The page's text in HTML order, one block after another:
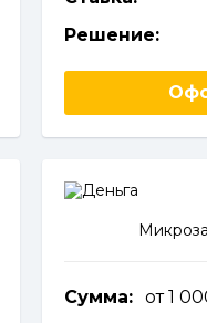
Решение:
Сумма: от 1